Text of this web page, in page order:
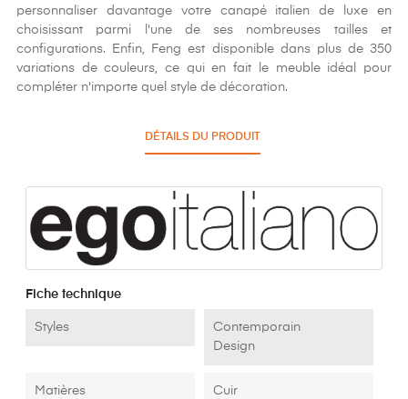
personnaliser davantage votre canapé italien de luxe en
choisissant parmi l'une de ses nombreuses tailles et
configurations. Enfin, Feng est disponible dans plus de 350
variations de couleurs, ce qui en fait le meuble idéal pour
compléter n'importe quel style de décoration.
DÉTAILS DU PRODUIT
Fiche technique
Styles
Contemporain
Design
Matières
Cuir